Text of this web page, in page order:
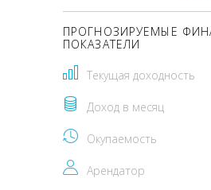
ПРОГНОЗИРУЕМЫЕ
ПОКАЗАТЕЛИ
Текущая доходность
Доход в месяц
Окупаемость
Арендатор